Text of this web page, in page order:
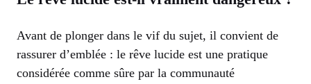
Avant de plonger dans le vif du sujet, il convient de
rassurer d’emblée : le rêve lucide est une pratique
considérée comme sûre par la communauté